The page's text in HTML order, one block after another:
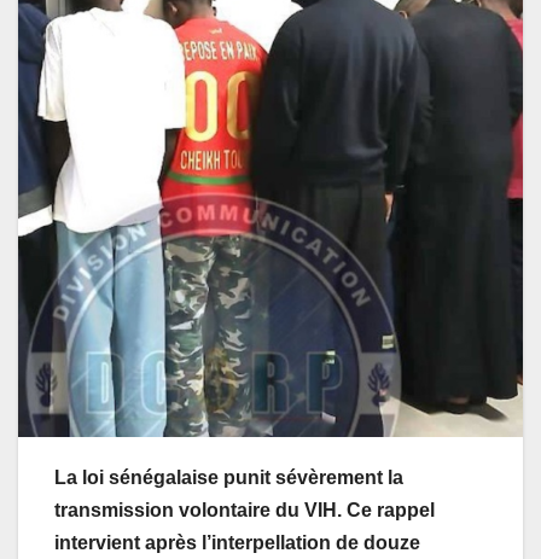
La loi sénégalaise punit sévèrement la
transmission volontaire du VIH. Ce rappel
intervient après l’interpellation de douze